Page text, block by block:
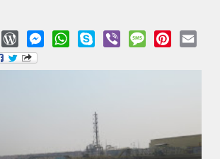
LinkedInWordPressMessengerWhatsApp
Skype Viber MessagePinterest